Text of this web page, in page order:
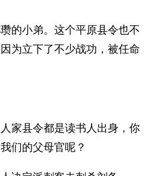
的小弟。这个平原县令也不
为立下了不少战功，被任命
家县令都是读书人出身，你
们的父母官呢？